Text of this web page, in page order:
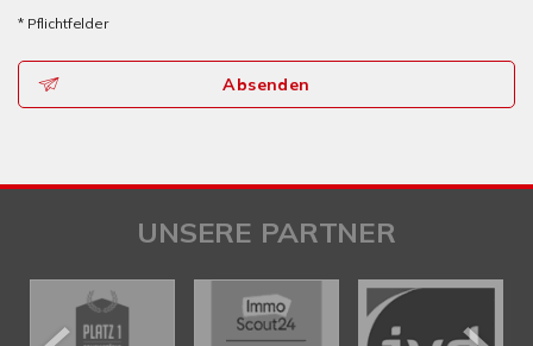
* Pflichtfelder
Absenden
UNSERE PARTNER